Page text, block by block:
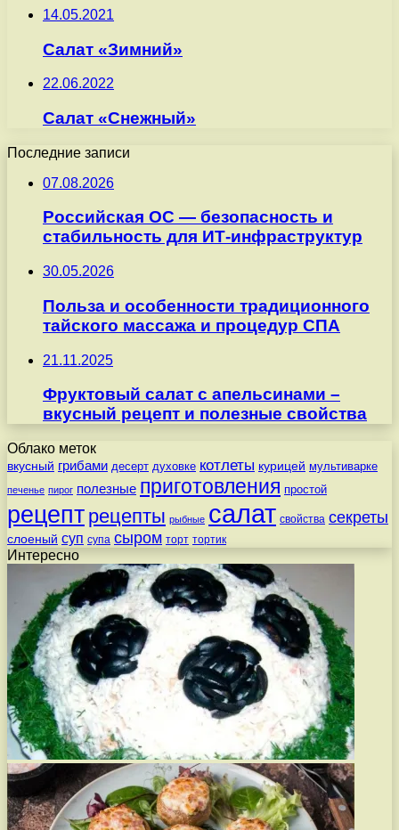
14.05.2021
Салат «Зимний»
22.06.2022
Салат «Снежный»
Последние записи
07.08.2026
Российская ОС — безопасность и
стабильность для ИТ-инфраструктур
30.05.2026
Польза и особенности традиционного
тайского массажа и процедур СПА
21.11.2025
Фруктовый салат с апельсинами –
вкусный рецепт и полезные свойства
Облако меток
вкусный грибами десерт духовке котлеты курицей мультиварке
печенье пирог полезные приготовления простой
рецепт рецепты рыбные салат свойства секреты
слоеный суп супа сыром торт тортик
Интересно